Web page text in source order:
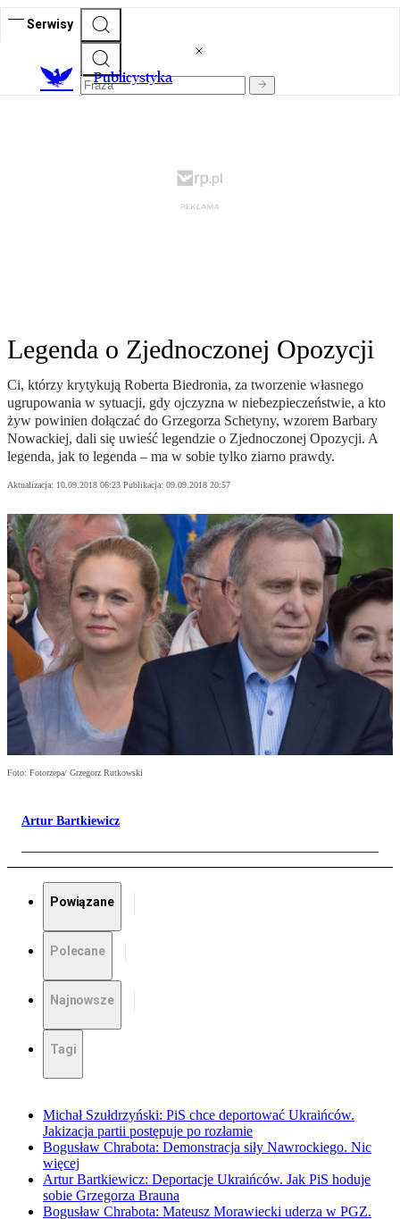
Serwisy
Publicystyka
Legenda o Zjednoczonej Opozycji
Ci, którzy krytykują Roberta Biedronia, za tworzenie własnego
ugrupowania w sytuacji, gdy ojczyzna w niebezpieczeństwie, a kto
żyw powinien dołączać do Grzegorza Schetyny, wzorem Barbary
Nowackiej, dali się uwieść legendzie o Zjednoczonej Opozycji. A
legenda, jak to legenda – ma w sobie tylko ziarno prawdy.
Aktualizacja: 10.09.2018 06:23 Publikacja: 09.09.2018 20:57
Foto: Fotorzepa/ Grzegorz Rutkowski
Artur Bartkiewicz
Powiązane
Polecane
Najnowsze
Tagi
Michał Szułdrzyński: PiS chce deportować Ukraińców.
Jakizacja partii postępuje po rozłamie
Bogusław Chrabota: Demonstracja siły Nawrockiego. Nic
więcej
Artur Bartkiewicz: Deportacje Ukraińców. Jak PiS hoduje
sobie Grzegorza Brauna
Bogusław Chrabota: Mateusz Morawiecki uderza w PGZ.